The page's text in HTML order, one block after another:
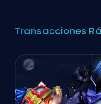
Transacciones